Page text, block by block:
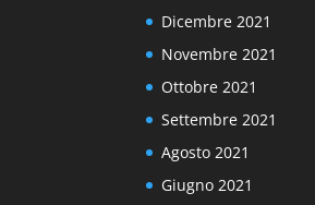
Dicembre 2021
Novembre 2021
Ottobre 2021
Settembre 2021
Agosto 2021
Giugno 2021